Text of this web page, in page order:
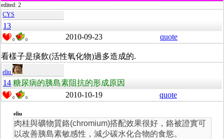
edited: 2
CYS
13
0 0 2010-09-23 quote
看樣子是痰飲(活性氧化物)過多造成的.
eliu
14 糖尿病的胰島素阻抗的形成原因
0 0 2010-10-19 quote
eliu
肉桂與礦物質鉻(chromium)搭配效果很好，鉻被證實可
以改善胰島素敏感性，減少碳水化合物的食慾。